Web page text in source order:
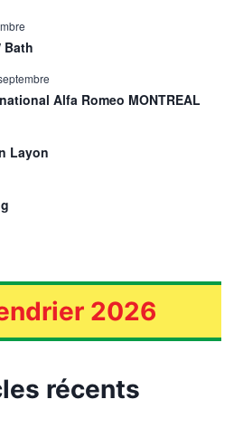
Bath
Alfa Romeo MONTREAL
Layon
2026
récents